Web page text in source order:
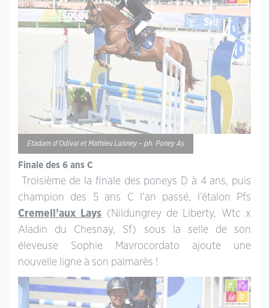
Etadam d’Odival et Mathieu Laisney – ph. Poney As
Finale des 6 ans C
Troisième de la finale des poneys D à 4 ans, puis
champion des 5 ans C l’an passé, l’étalon Pfs
Cremell’aux Lays (Nildungrey de Liberty, Wtc x
Aladin du Chesnay, Sf) sous la selle de son
éleveuse Sophie Mavrocordato ajoute une
nouvelle ligne à son palmarès !